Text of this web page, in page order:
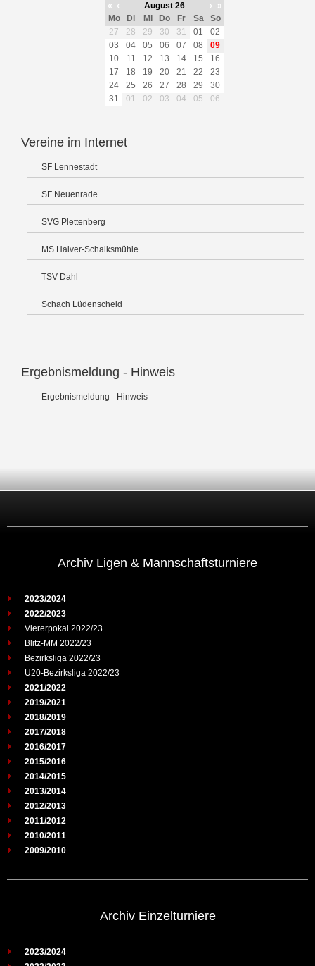
« ‹ August 26 ›
»
Mo
Di Mi Do Fr Sa
So
27
28 29 30 31 01
02
03
04 05 06 07 08
09
10
11 12 13 14 15
16
17
18 19 20 21 22
23
24
25 26 27 28 29
30
31
01 02 03 04 05 06
Vereine im Internet
SF Lennestadt
SF Neuenrade
SVG Plettenberg
MS Halver-Schalksmühle
TSV Dahl
Schach Lüdenscheid
Ergebnismeldung - Hinweis
Ergebnismeldung - Hinweis
Archiv Ligen & Mannschaftsturniere
2023/2024
2022/2023
Viererpokal 2022/23
Blitz-MM 2022/23
Bezirksliga 2022/23
U20-Bezirksliga 2022/23
2021/2022
2019/2021
2018/2019
2017/2018
2016/2017
2015/2016
2014/2015
2013/2014
2012/2013
2011/2012
2010/2011
2009/2010
Archiv Einzelturniere
2023/2024